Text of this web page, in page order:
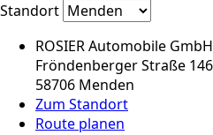
Standort
ROSIER Automobile GmbH
Fröndenberger Straße 146
58706 Menden
Zum Standort
Route planen